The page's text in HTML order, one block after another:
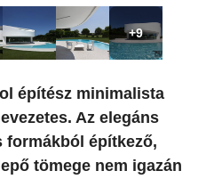
+9
építész minimalista
Az elegáns
építkező,
tömege nem igazán